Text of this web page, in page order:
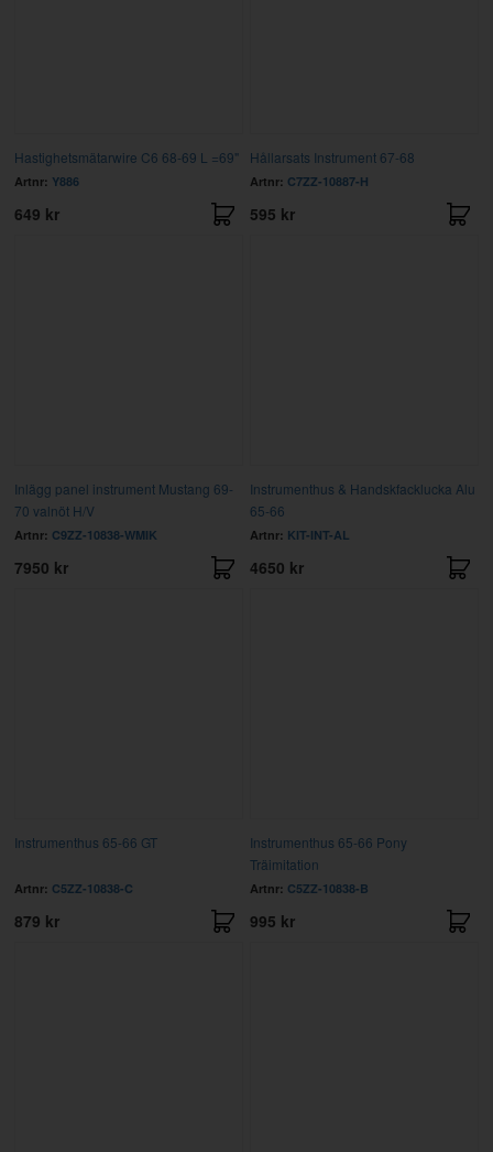
Hastighetsmätarwire C6 68-69 L =69"
Artnr: Y886
649 kr
Hållarsats Instrument 67-68
Artnr: C7ZZ-10887-H
595 kr
Inlägg panel instrument Mustang 69-
70 valnöt H/V
Artnr: C9ZZ-10838-WMIK
7950 kr
Instrumenthus & Handskfacklucka Alu
65-66
Artnr: KIT-INT-AL
4650 kr
Instrumenthus 65-66 GT
Artnr: C5ZZ-10838-C
879 kr
Instrumenthus 65-66 Pony
Träimitation
Artnr: C5ZZ-10838-B
995 kr